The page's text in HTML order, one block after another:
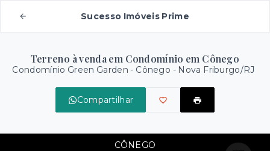
Sucesso Imóveis Prime
Terreno à venda em Condomínio em Cônego
Condomínio Green Garden - Cônego - Nova Friburgo/RJ
Compartilhar
CÔNEGO